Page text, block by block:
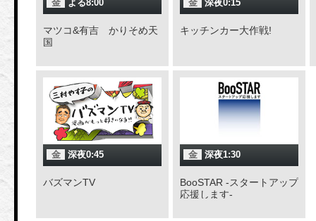
金 よる8:00
マツコ&有吉 かりそめ天
国
金 深夜0:15
キッチンカー大作戦!
金 深夜0:45
バズマンTV
金 深夜1:30
BooSTAR -スタートアップ
応援します-